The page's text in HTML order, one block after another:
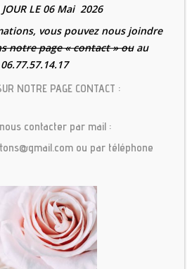
JOUR LE 06 Mai 2026
vous pouvez nous joindre
notre page « contact » ouau
06.77.57.14.17
NOTRE PAGE CONTACT :
contacter par mail :
ou par téléphone